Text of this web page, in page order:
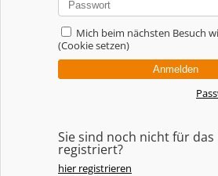
Mich beim nächsten Besuch
(Cookie setzen)
Sie sind noch nicht für das
registriert?
hier registrieren